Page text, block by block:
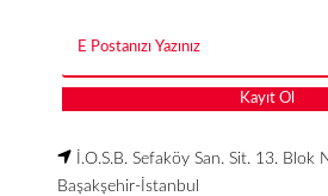
İ.O.S.B. Sefaköy San. Sit. 13. Blok
Başakşehir-İstanbul
Kayıt Ol